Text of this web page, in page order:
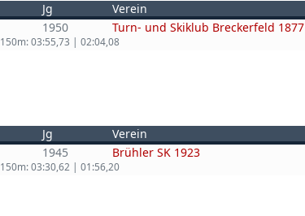
Jg Verein
1950 Turn- und Skiklub Breckerfeld 1877
150m: 03:55,73 | 02:04,08
Jg Verein
1945 Brühler SK 1923
150m: 03:30,62 | 01:56,20